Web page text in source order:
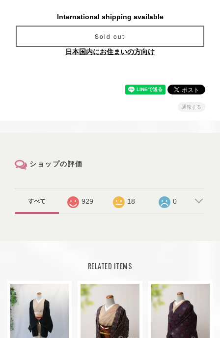
International shipping available
Sold out
日本国内にお住まいの方向け
通報する
ショップの評価
すべて 929 18 0
RELATED ITEMS